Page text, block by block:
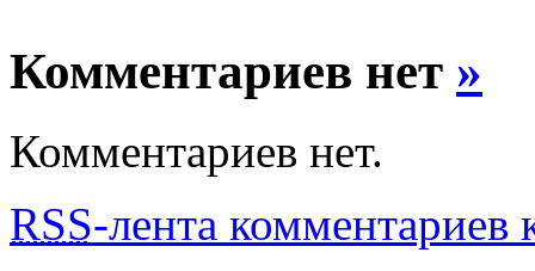
Комментариев нет »
Комментариев нет.
RSS-лента комментариев